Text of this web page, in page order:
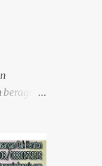
Jepara
WA
hemat
beragam.
tidak